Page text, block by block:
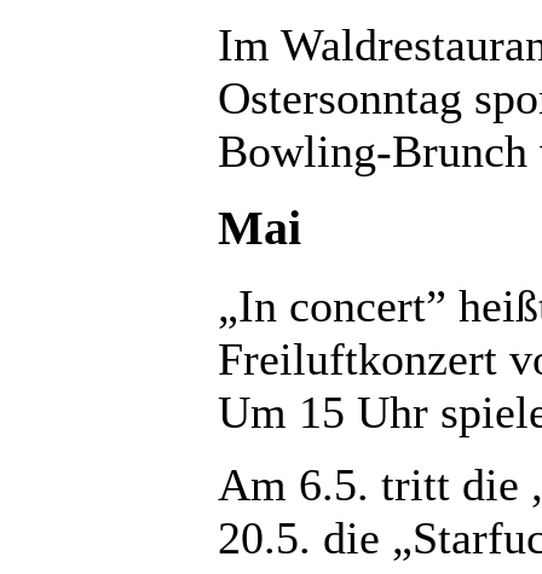
Im
Ostersonntag
Bowling-Brunch
Mai
„In concert”
Freiluftkonzert
Um 15 Uhr
Am 6.5. tritt die
20.5. die